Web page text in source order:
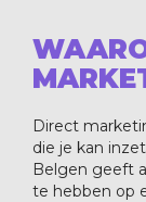
Direct
die je kan
Belgen geeft
te hebben op